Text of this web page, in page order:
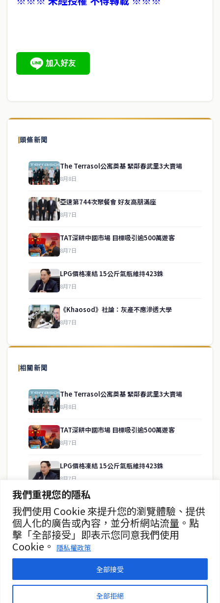
我們重視您的隱私
我們使用 Cookie 來提升您的瀏覽體驗、提供
個人化的廣告或內容，並分析網站流量。點
擊「全部接受」即表示您同意我們使用
Cookie。
隱私權政策
全部拒絕
全部接受
頭條新聞
The Terrasol公寓奠基 緊鄰春武里3大賣場
8月8日
亞速第744次聚餐會 好友高朋滿座
8月7日
TAT深耕中國市場 目標吸引逾500萬遊客
8月7日
LPG價格凍結 15公斤氣瓶維持423銖
8月7日
《Khaosod》社論：灰產不應滲透大學
8月7日
相關新聞
The Terrasol公寓奠基 緊鄰春武里3大賣場
8月8日
TAT深耕中國市場 目標吸引逾500萬遊客
8月7日
LPG價格凍結 15公斤氣瓶維持423銖
8月7日
泰緬商務論壇2026 目標120億美元
8月7日
政府儲蓄債券超額認購8.2倍
8月7日
關於我們
泰國中文新聞（TCN）是一家總部設於曼谷的中文新聞媒體，致力於
供即時、客觀、多元的中文新聞內容。
房地產
聯絡資訊
歡迎來信洽詢合作事宜
或提供新聞線索
service@thaichinesenews.com
© 2026 泰國中文新聞 TCN — All Rights Reserved
service@thaichinesenews.com